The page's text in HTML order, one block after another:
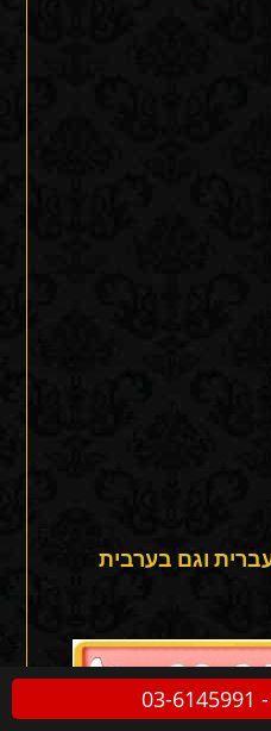
וגם בערבית